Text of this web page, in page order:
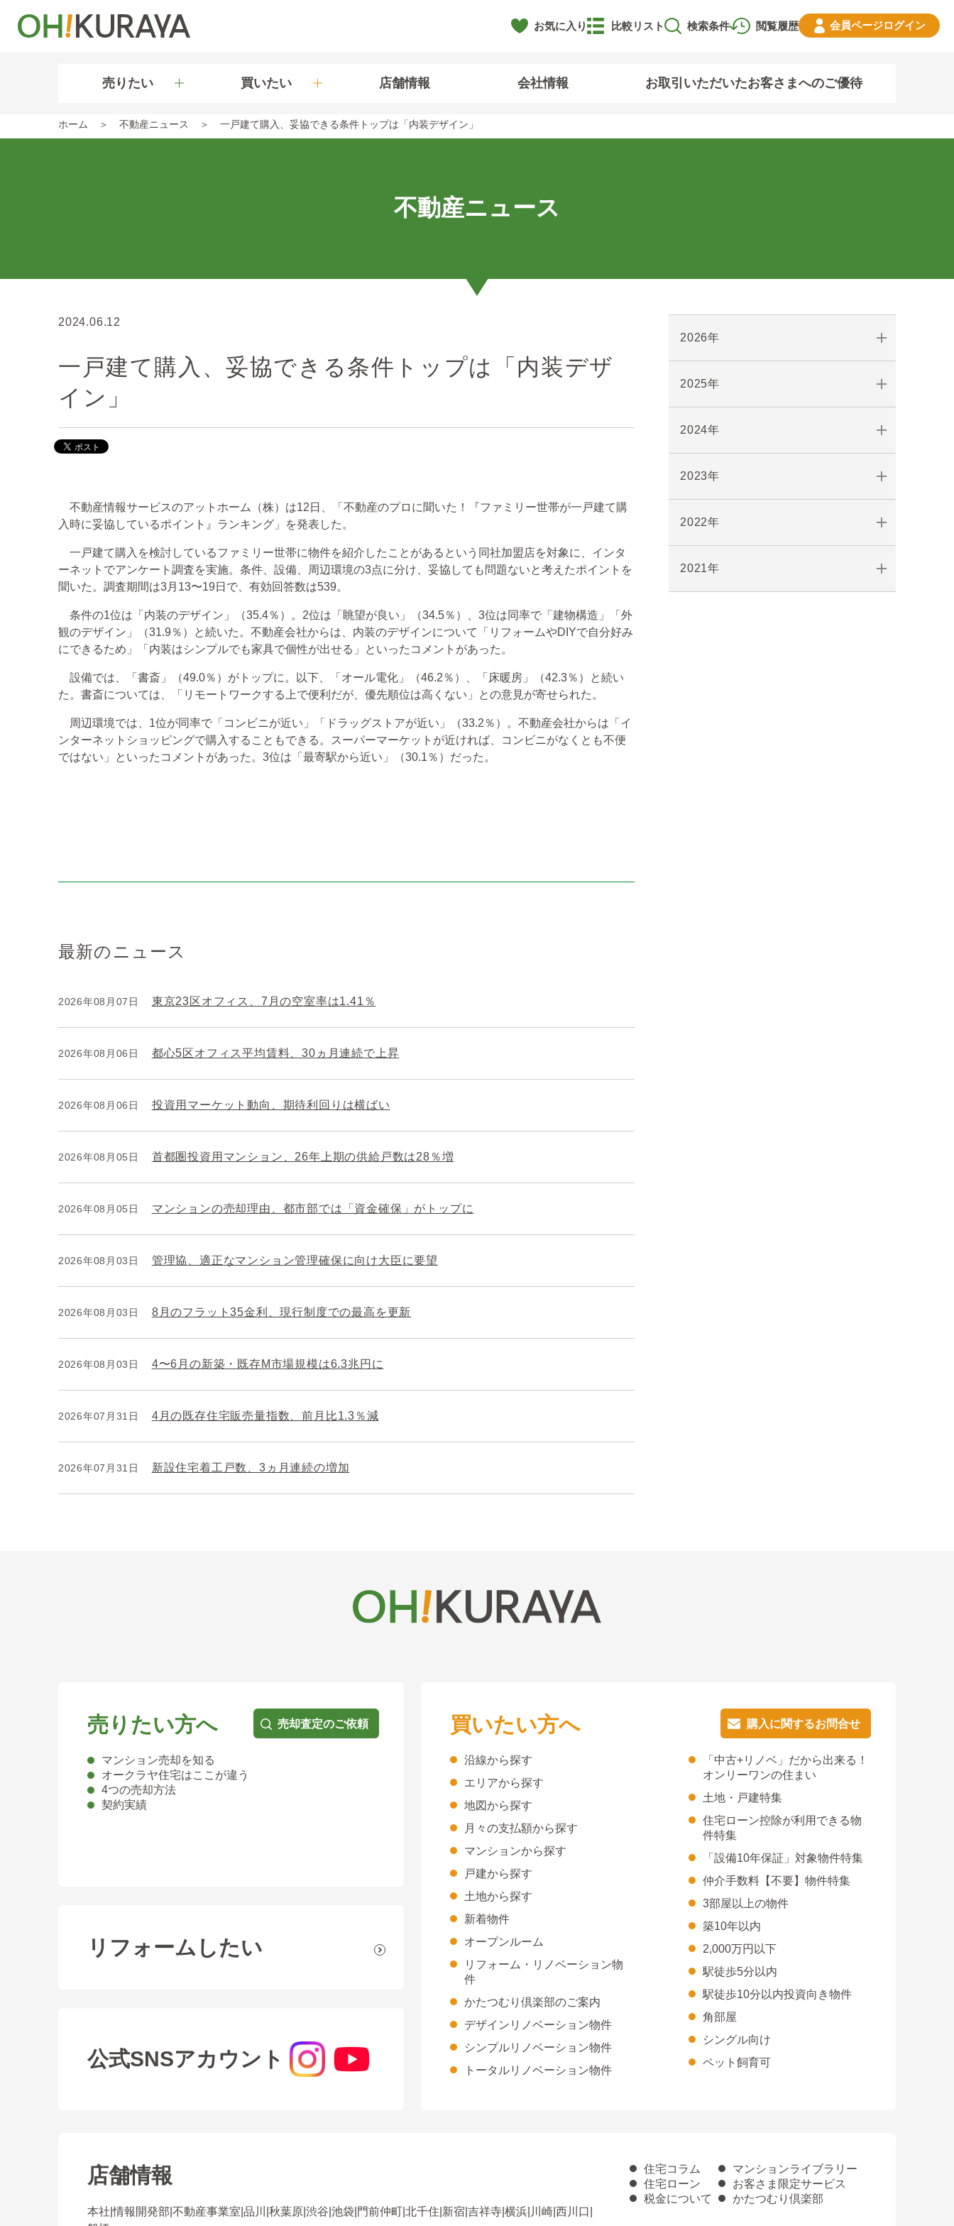
お気に入り 閲覧履歴
比較リスト 検索条件 会員ページログイン
売りたい 買いたい 店舗情報 会社情報 お取引いただいたお客さまへのご優待
ホーム 不動産ニュース 一戸建て購入、妥協できる条件トップは「内装デザイン」
不動産ニュース
2024.06.12
一戸建て購入、妥協できる条件トップは「内装デザ
イン」
不動産情報サービスのアットホーム（株）は12日、「不動産のプロに聞いた！『ファミリー世帯が一戸建て購
入時に妥協しているポイント』ランキング」を発表した。
一戸建て購入を検討しているファミリー世帯に物件を紹介したことがあるという同社加盟店を対象に、インタ
ーネットでアンケート調査を実施。条件、設備、周辺環境の3点に分け、妥協しても問題ないと考えたポイントを
聞いた。調査期間は3月13〜19日で、有効回答数は539。
条件の1位は「内装のデザイン」（35.4％）。2位は「眺望が良い」（34.5％）、3位は同率で「建物構造」「外
観のデザイン」（31.9％）と続いた。不動産会社からは、内装のデザインについて「リフォームやDIYで自分好み
にできるため」「内装はシンプルでも家具で個性が出せる」といったコメントがあった。
設備では、「書斎」（49.0％）がトップに。以下、「オール電化」（46.2％）、「床暖房」（42.3％）と続い
た。書斎については、「リモートワークする上で便利だが、優先順位は高くない」との意見が寄せられた。
周辺環境では、1位が同率で「コンビニが近い」「ドラッグストアが近い」（33.2％）。不動産会社からは「イ
ンターネットショッピングで購入することもできる。スーパーマーケットが近ければ、コンビニがなくとも不便
ではない」といったコメントがあった。3位は「最寄駅から近い」（30.1％）だった。
最新のニュース
2026年08月07日 東京23区オフィス、7月の空室率は1.41％
2026年08月06日 都心5区オフィス平均賃料、30ヵ月連続で上昇
2026年08月06日 投資用マーケット動向、期待利回りは横ばい
2026年08月05日 首都圏投資用マンション、26年上期の供給戸数は28％増
2026年08月05日 マンションの売却理由、都市部では「資金確保」がトップに
2026年08月03日 管理協、適正なマンション管理確保に向け大臣に要望
2026年08月03日 8月のフラット35金利、現行制度での最高を更新
2026年08月03日 4〜6月の新築・既存M市場規模は6.3兆円に
2026年07月31日 4月の既存住宅販売量指数、前月比1.3％減
2026年07月31日 新設住宅着工戸数、3ヵ月連続の増加
2026年
2025年
2024年
2023年
2022年
2021年
売りたい方へ 売却査定のご依頼
マンション売却を知る
オークラヤ住宅はここが違う
4つの売却方法
契約実績
リフォームしたい
公式SNSアカウント
購入に関するお問合せ
買いたい方へ 購入に関するお問合せ
沿線から探す
エリアから探す
地図から探す
月々の支払額から探す
マンションから探す
戸建から探す
土地から探す
新着物件
オープンルーム
リフォーム・リノベーション物
件
かたつむり倶楽部のご案内
デザインリノベーション物件
シンプルリノベーション物件
トータルリノベーション物件
「中古+リノベ」だから出来る！
オンリーワンの住まい
土地・戸建特集
住宅ローン控除が利用できる物
件特集
「設備10年保証」対象物件特集
仲介手数料【不要】物件特集
3部屋以上の物件
築10年以内
2,000万円以下
駅徒歩5分以内
駅徒歩10分以内投資向き物件
角部屋
シングル向け
ペット飼育可
店舗情報
本社 |情報開発部 不動産事業室 品川 秋葉原 渋谷 池袋 門前仲町 北千住 新宿 吉祥寺 横浜 川崎 西川口
住宅コラム
マンションライブラリー
住宅ローン
お客さま限定サービス
税金について
かたつむり倶楽部